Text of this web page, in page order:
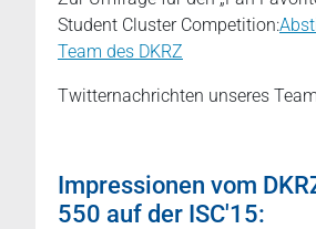
Student Cluster Competition:
Team des DKRZ
Twitternachrichten unseres
Impressionen vom
550 auf der ISC'15: